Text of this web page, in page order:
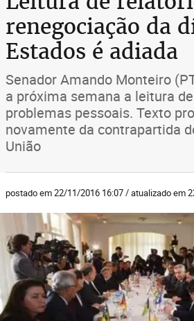
renegociação da
Estados é adiada
Senador Amando Monteiro
a próxima semana a leitura
problemas pessoais. Texto
novamente da contrapartida
União
postado em 22/11/2016 16:07 / atualizado em